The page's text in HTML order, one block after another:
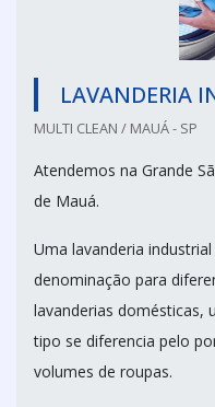
LAVANDERIA
MULTI CLEAN / MAUÁ - SP
Atendemos na Grande
de Mauá.
Uma lavanderia
denominação para
lavanderias domésticas,
tipo se diferencia pelo
volumes de roupas.